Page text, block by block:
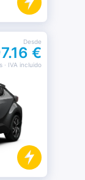
Desde
€
· IVA incluido